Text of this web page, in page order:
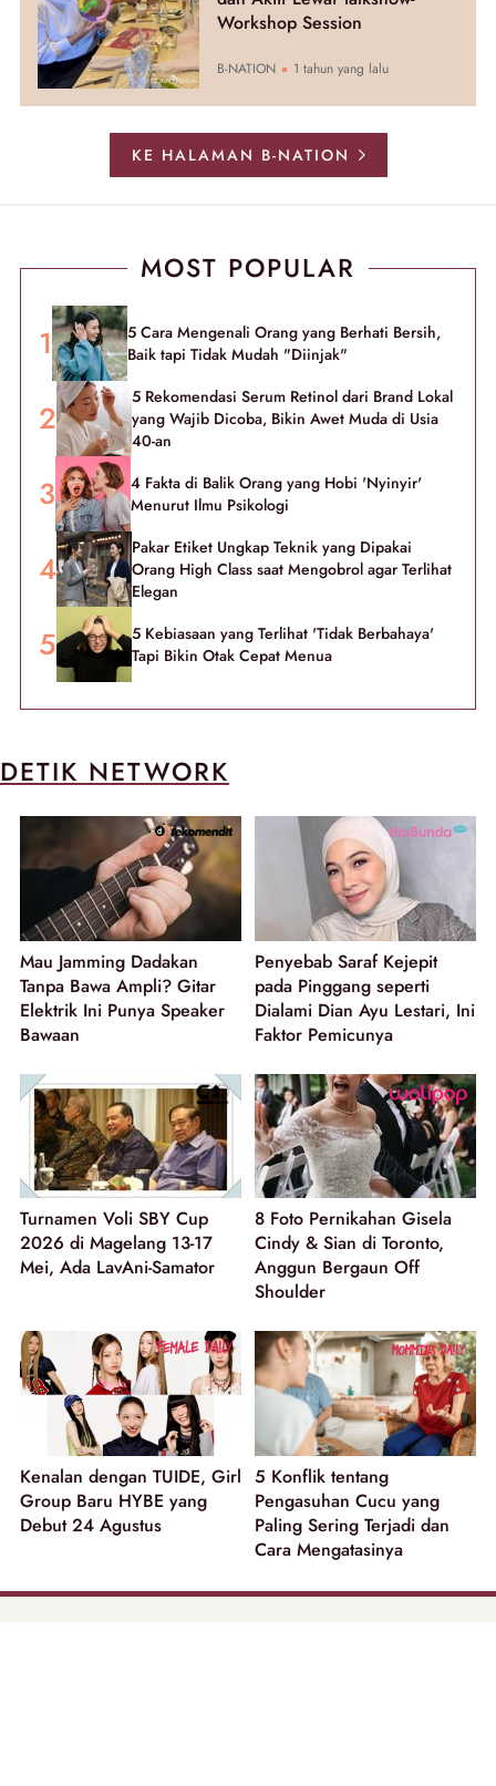
Workshop Session
B-NATION 1 tahun yang lalu
KE HALAMAN B-NATION
MOST POPULAR
5 Cara Mengenali Orang yang Berhati Bersih,
Baik tapi Tidak Mudah "Diinjak"
5 Rekomendasi Serum Retinol dari Brand Lokal
yang Wajib Dicoba, Bikin Awet Muda di Usia
40-an
4 Fakta di Balik Orang yang Hobi 'Nyinyir'
Menurut Ilmu Psikologi
Pakar Etiket Ungkap Teknik yang Dipakai
Orang High Class saat Mengobrol agar Terlihat
Elegan
5 Kebiasaan yang Terlihat 'Tidak Berbahaya'
Tapi Bikin Otak Cepat Menua
DETIK NETWORK
Mau Jamming Dadakan
Tanpa Bawa Ampli? Gitar
Elektrik Ini Punya Speaker
Bawaan
Penyebab Saraf Kejepit
pada Pinggang seperti
Dialami Dian Ayu Lestari, Ini
Faktor Pemicunya
Turnamen Voli SBY Cup
2026 di Magelang 13-17
Mei, Ada LavAni-Samator
8 Foto Pernikahan Gisela
Cindy & Sian di Toronto,
Anggun Bergaun Off
Shoulder
Kenalan dengan TUIDE, Girl
Group Baru HYBE yang
Debut 24 Agustus
5 Konflik tentang
Pengasuhan Cucu yang
Paling Sering Terjadi dan
Cara Mengatasinya